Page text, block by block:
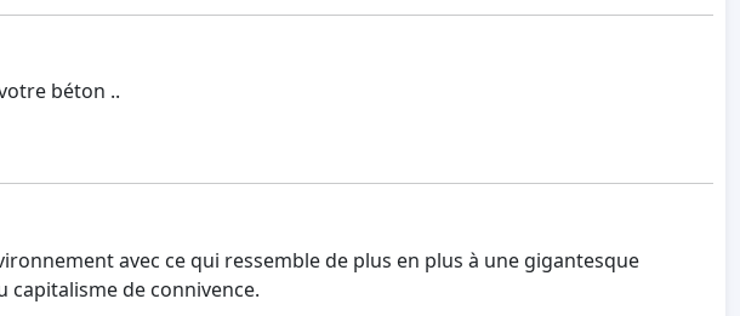
béton ..
avec ce qui ressemble de plus en plus à une gigantesque
de connivence.